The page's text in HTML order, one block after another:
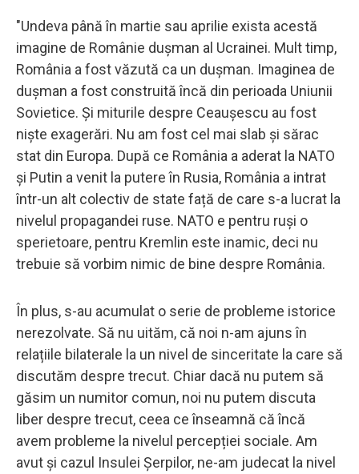
"Undeva până în martie sau aprilie exista acestă
imagine de Românie dușman al Ucrainei. Mult timp,
România a fost văzută ca un dușman. Imaginea de
dușman a fost construită încă din perioada Uniunii
Sovietice. Și miturile despre Ceaușescu au fost
niște exagerări. Nu am fost cel mai slab și sărac
stat din Europa. După ce România a aderat la NATO
și Putin a venit la putere în Rusia, România a intrat
într-un alt colectiv de state față de care s-a lucrat la
nivelul propagandei ruse. NATO e pentru ruși o
sperietoare, pentru Kremlin este inamic, deci nu
trebuie să vorbim nimic de bine despre România.
În plus, s-au acumulat o serie de probleme istorice
nerezolvate. Să nu uităm, că noi n-am ajuns în
relațiile bilaterale la un nivel de sinceritate la care să
discutăm despre trecut. Chiar dacă nu putem să
găsim un numitor comun, noi nu putem discuta
liber despre trecut, ceea ce înseamnă că încă
avem probleme la nivelul percepției sociale. Am
avut și cazul Insulei Șerpilor, ne-am judecat la nivel